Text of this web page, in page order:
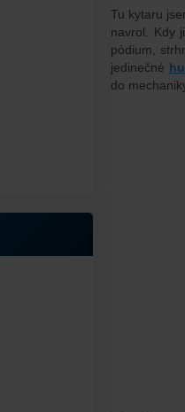
Tu kytaru
navrol. Kdy
pódium,
jedinečné
do